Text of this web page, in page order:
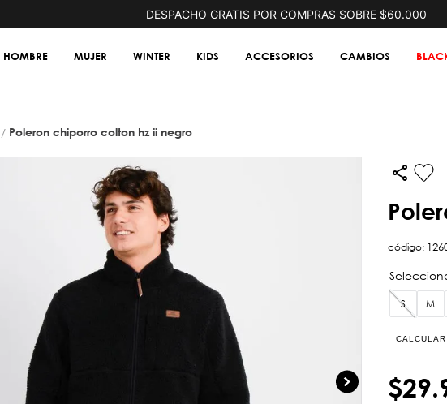
DESPACHO GRATIS POR COMPRAS SOBRE $60.000
HOMBRE MUJER WINTER KIDS ACCESORIOS CAMBIOS
poleron chiporro colton hz ii negro
código:
S M
$29.